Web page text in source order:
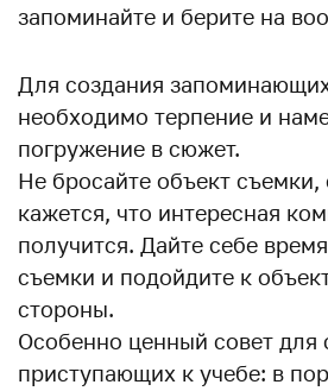
запоминайте и берите на
Для создания
необходимо терпение и
погружение в сюжет.
Не бросайте объект съемки,
кажется, что интересная
получится. Дайте себе
съемки и подойдите к
стороны.
Особенно ценный совет для
приступающих к учебе: в